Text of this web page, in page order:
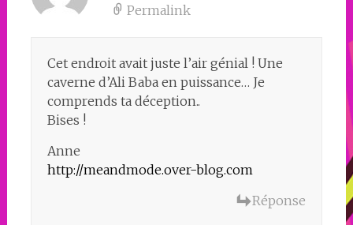
Permalink
Cet endroit avait juste l’air génial ! Une
caverne d’Ali Baba en puissance… Je
comprends ta déception..
Bises !
Anne
http://meandmode.over-blog.com
Réponse